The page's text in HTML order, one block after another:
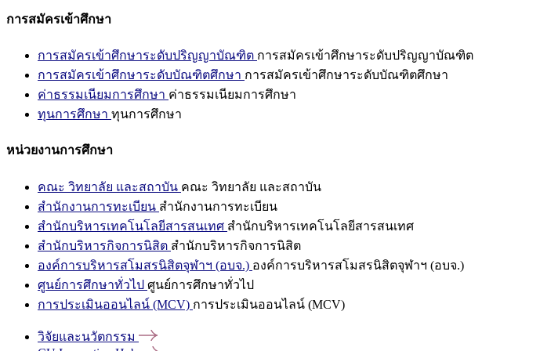
การสมัครเข้าศึกษา
การสมัครเข้าศึกษาระดับปริญญาบัณฑิต การสมัครเข้าศึกษาระดับปริญญาบัณฑิต
การสมัครเข้าศึกษาระดับบัณฑิตศึกษา การสมัครเข้าศึกษาระดับบัณฑิตศึกษา
ค่าธรรมเนียมการศึกษา ค่าธรรมเนียมการศึกษา
ทุนการศึกษา ทุนการศึกษา
หน่วยงานการศึกษา
คณะ วิทยาลัย และสถาบัน คณะ วิทยาลัย และสถาบัน
สำนักงานการทะเบียน สำนักงานการทะเบียน
สำนักบริหารเทคโนโลยีสารสนเทศ สำนักบริหารเทคโนโลยีสารสนเทศ
สำนักบริหารกิจการนิสิต สำนักบริหารกิจการนิสิต
องค์การบริหารสโมสรนิสิตจุฬาฯ (อบจ.) องค์การบริหารสโมสรนิสิตจุฬาฯ (อบจ.)
ศูนย์การศึกษาทั่วไป ศูนย์การศึกษาทั่วไป
การประเมินออนไลน์ (MCV) การประเมินออนไลน์ (MCV)
วิจัยและนวัตกรรม